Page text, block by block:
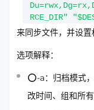
RCE_DIR"
来同步文件，并设置
选项解释：
⭕-a：归档模式
改时间、组和所有